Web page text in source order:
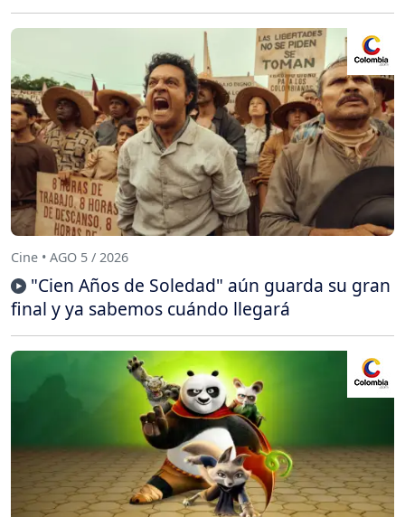
Cine • AGO 5 / 2026
"Cien Años de Soledad" aún guarda su gran
final y ya sabemos cuándo llegará